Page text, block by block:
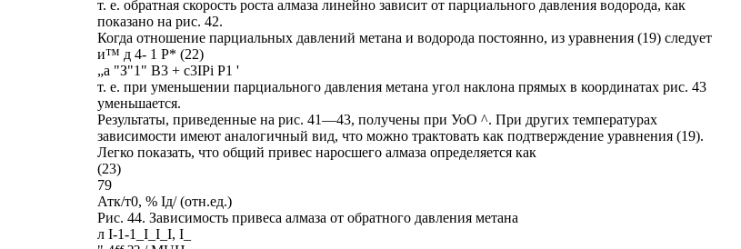
т. е. обратная скорость роста алмаза линейно зависит от парциального давления водорода, как
показано на рис. 42.
Когда отношение парциальных давлений метана и водорода постоянно, из уравнения (19) следует
и™ д 4- 1 Р* (22)
„а "З"1" В3 + с3ІРі Р1 '
т. е. при уменьшении парциального давления метана угол наклона прямых в координатах рис. 43
уменьшается.
Результаты, приведенные на рис. 41—43, получены при УоО ^. При других температурах
зависимости имеют аналогичный вид, что можно трактовать как подтверждение уравнения (19).
Легко показать, что общий привес наросшего алмаза определяется как
(23)
79
Атк/т0, % Ід/ (отн.ед.)
Рис. 44. Зависимость привеса алмаза от обратного давления метана
л I-1-1_I_I_I, I_